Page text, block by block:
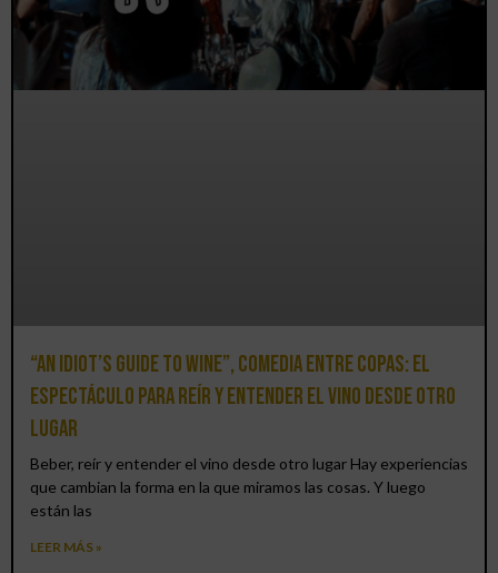
“An Idiot’s Guide to Wine”, comedia entre copas: el
espectáculo para reír y entender el vino desde otro
lugar
Beber, reír y entender el vino desde otro lugar Hay experiencias
que cambian la forma en la que miramos las cosas. Y luego
están las
LEER MÁS »